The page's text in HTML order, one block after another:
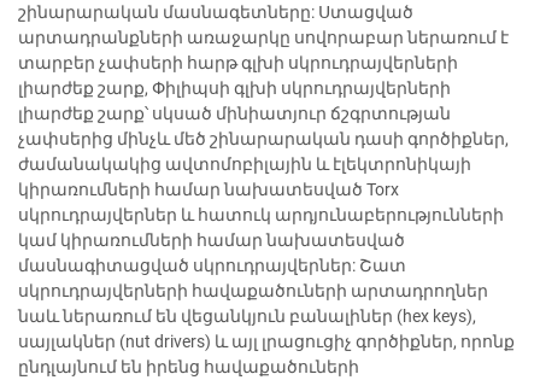
շինարարական մասնագետները: Ստացված
արտադրանքների առաջարկը սովորաբար ներառում է
տարբեր չափսերի հարթ գլխի սկրուդրայվերների
լիարժեք շարք, Փիլիպսի գլխի սկրուդրայվերների
լիարժեք շարք՝ սկսած մինիատյուր ճշգրտության
չափսերից մինչև մեծ շինարարական դասի գործիքներ,
ժամանակակից ավտոմոբիլային և էլեկտրոնիկայի
կիրառումների համար նախատեսված Torx
սկրուդրայվերներ և հատուկ արդյունաբերությունների
կամ կիրառումների համար նախատեսված
մասնագիտացված սկրուդրայվերներ: Շատ
սկրուդրայվերների հավաքածուների արտադրողներ
նաև ներառում են վեցանկյուն բանալիներ (hex keys),
սայլակներ (nut drivers) և այլ լրացուցիչ գործիքներ, որոնք
ընդլայնում են իրենց հավաքածուների